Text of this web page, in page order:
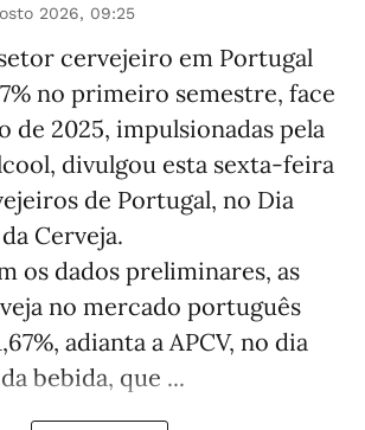
2026, 09:25
cervejeiro em Portugal
no primeiro semestre, face
de 2025, impulsionadas pela
divulgou esta sexta-feira
de Portugal, no Dia
Cerveja.
os dados preliminares, as
no mercado português
adianta a APCV, no dia
bebida, que ...